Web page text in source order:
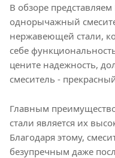
В обзоре
однорычажный
нержавеющей стали,
себе
цените надежность,
смеситель -
Главным
стали является их
Благодаря этому,
безупречным даже